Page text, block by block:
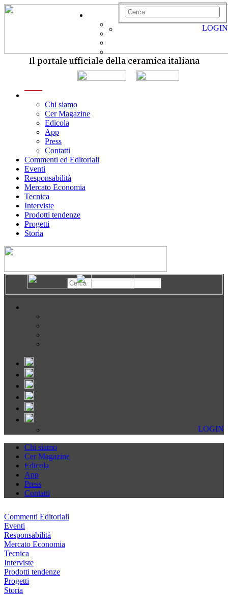
Il portale ufficiale della ceramica italiana
Chi siamo
Cer Magazine
Edicola
App
Press
Contatti
Commenti ed Editoriali
Eventi
Responsabilità
Mercato Economia
Tecnica
Interviste
Prodotti tendenze
Progetti
Storia
LOGIN
LOGIN
Chi siamo
Cer Magazine
Edicola
App
Press
Contatti
Commenti Editoriali
Eventi
Responsabilità
Mercato Economia
Tecnica
Interviste
Prodotti tendenze
Progetti
Storia